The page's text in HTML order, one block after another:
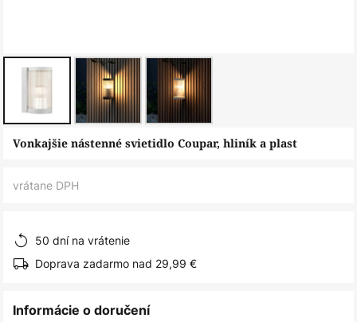
Preskočiť
Vonkajšie nástenné svietidlo Coupar, hliník a plast
vrátane DPH
50 dní na vrátenie
Doprava zadarmo nad 29,99 €
Informácie o doručení